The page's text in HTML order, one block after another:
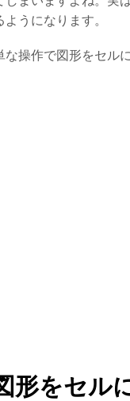
うになります。
な操作で図形をセル
形をセル